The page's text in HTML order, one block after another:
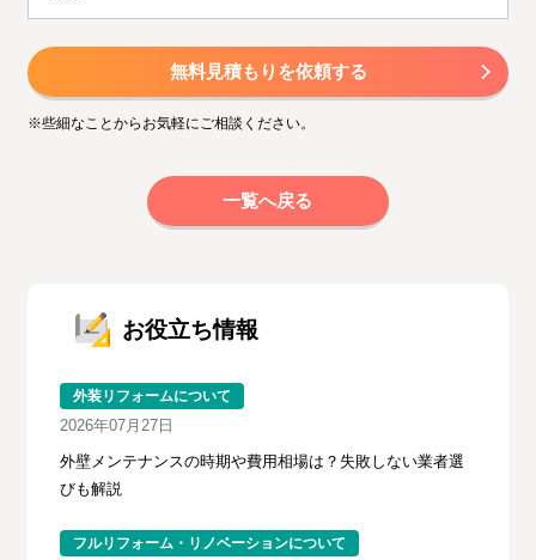
無料見積もりを依頼する
※些細なことからお気軽にご相談ください。
一覧へ戻る
お役立ち情報
外装リフォームについて
2026年07月27日
外壁メンテナンスの時期や費用相場は？失敗しない業者選
びも解説
フルリフォーム・リノベーションについて